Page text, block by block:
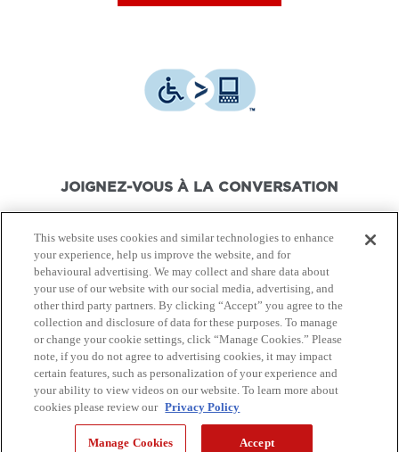
JOIGNEZ-VOUS À LA CONVERSATION
© Canon Canada Inc., 2026. Tous droits réservés.
Politique de protection de
la vie privée
Conditions d'utilisation
Plan du Site
This website uses cookies and similar technologies to enhance
your experience, help us improve the website, and for
behavioural advertising. We may collect and share data about
your use of our website with our social media, advertising, and
other third party partners. By clicking “Accept” you agree to the
collection and disclosure of data for these purposes. To manage
or change your cookie settings, click “Manage Cookies.” Please
note, if you do not agree to advertising cookies, it may impact
certain features, such as personalization of your experience and
your ability to view videos on our website. To learn more about
cookies please review our Privacy Policy
Manage Cookies Accept